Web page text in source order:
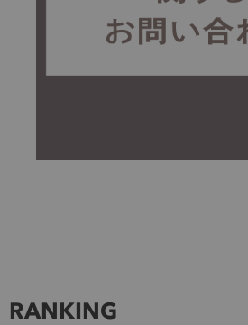
RANKING